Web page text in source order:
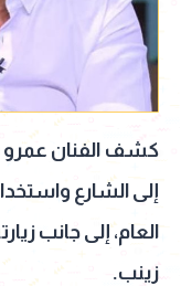
كشف الفنان
إلى الشارع
العام، إلى جانب
زينب.